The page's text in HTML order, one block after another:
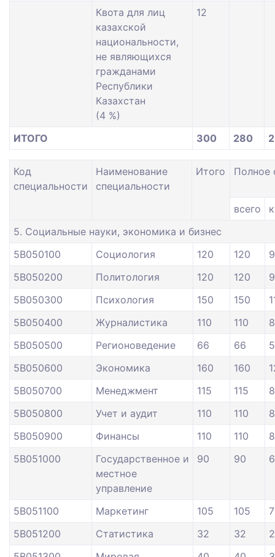
Квота для лиц
казахской
национальности,
не являющихся
гражданами
Республики
Казахстан
(4 %)
12
ИТОГО 300 280
Код
специальности
Наименование
специальности
Итого Полное
всего
5. Социальные науки, экономика и бизнес
5В050100
Социология 120 120
5В050200
Политология 120 120
5В050300
Психология 150 150
5В050400
Журналистика 110 110
5В050500
Регионоведение 66 66
5В050600
Экономика 160 160
5В050700
Менеджмент 115 115
5В050800
Учет и аудит 110 110
5В050900
Финансы 110 110
5В051000
Государственное и
местное
управление
90 90
5В051100 Маркетинг 105 105
5В051200
Статистика 32 32